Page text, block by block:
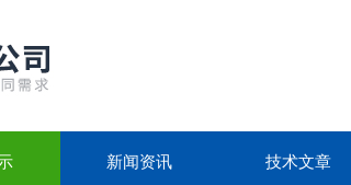
新闻资讯 技术文章